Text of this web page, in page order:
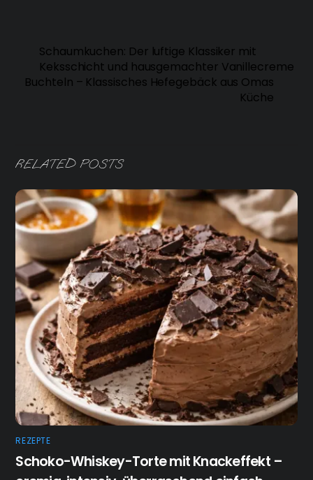
Schaumkuchen: Der luftige Klassiker mit
Keksschicht und hausgemachter Vanillecreme
Buchteln – Klassisches Hefegebäck aus Omas
Küche
RELATED POSTS
REZEPTE
Schoko-Whiskey-Torte mit Knackeffekt –